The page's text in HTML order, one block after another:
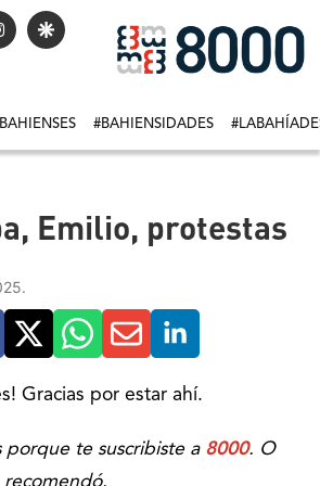
#BAHIENSIDADES
Emilio, protestas
Gracias por estar ahí.
porque te suscribiste a 8000. O